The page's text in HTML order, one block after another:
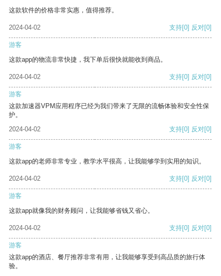
这款软件的价格非常实惠，值得推荐。
2024-04-02 支持[0] 反对[0]
游客
这款app的物流非常快捷，我下单后很快就能收到商品。
2024-04-02 支持[0] 反对[0]
游客
这款加速器VPM应用程序已经为我们带来了无限的流畅体验和安全性保
护。
2024-04-02
支持[0] 反对[0]
游客
这款app的老师非常专业，教学水平很高，让我能够学到实用的知识。
2024-04-02 支持[0] 反对[0]
游客
这款app就像我的财务顾问，让我能够省钱又省心。
2024-04-02 支持[0] 反对[0]
游客
这款app的酒店、餐厅推荐非常有用，让我能够享受到高品质的旅行体
验。